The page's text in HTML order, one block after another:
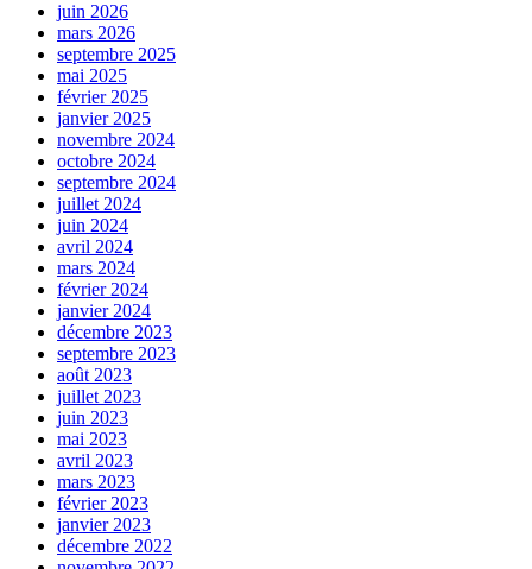
juin 2026
mars 2026
septembre 2025
mai 2025
février 2025
janvier 2025
novembre 2024
octobre 2024
septembre 2024
juillet 2024
juin 2024
avril 2024
mars 2024
février 2024
janvier 2024
décembre 2023
septembre 2023
août 2023
juillet 2023
juin 2023
mai 2023
avril 2023
mars 2023
février 2023
janvier 2023
décembre 2022